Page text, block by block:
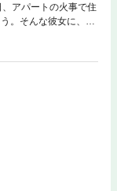
アパートの火事で住
。そんな彼女に、図
小説家でもある彼に
提案をするるなだっ
書×年下イケメン官
リー！【電子限定特